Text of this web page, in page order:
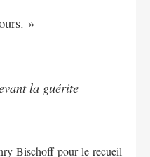
»
la guérite
Bischoff pour le recueil